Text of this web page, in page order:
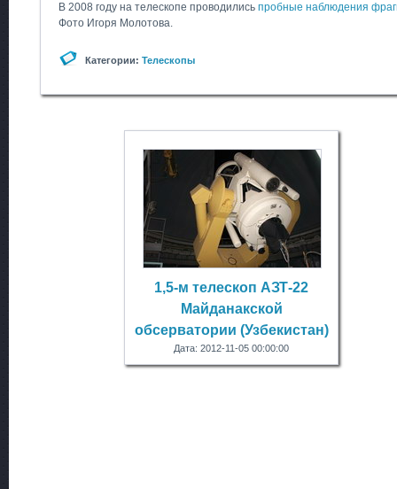
В 2008 году на телескопе проводились пробные наблюдения
Фото Игоря Молотова.
Категории: Телескопы
1,5-м телескоп АЗТ-22
Майданакской
обсерватории (Узбекистан)
Дата: 2012-11-05 00:00:00